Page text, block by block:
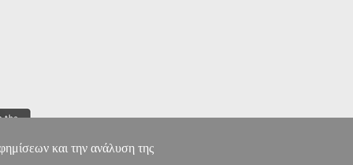
και την ανάλυση της